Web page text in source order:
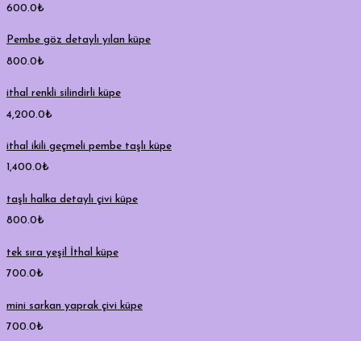
600.0₺
Pembe göz detaylı yılan küpe
800.0₺
ithal renkli silindirli küpe
4,200.0₺
ithal ikili geçmeli pembe taşlı küpe
1,400.0₺
taşlı halka detaylı çivi küpe
800.0₺
tek sıra yeşil İthal küpe
700.0₺
mini sarkan yaprak çivi küpe
700.0₺